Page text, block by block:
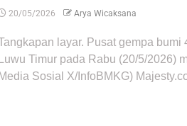
20/05/2026 Arya Wicaksana
layar. Pusat gempa bumi
Luwu Timur pada Rabu (20/5/2026)
Media Sosial X/InfoBMKG)